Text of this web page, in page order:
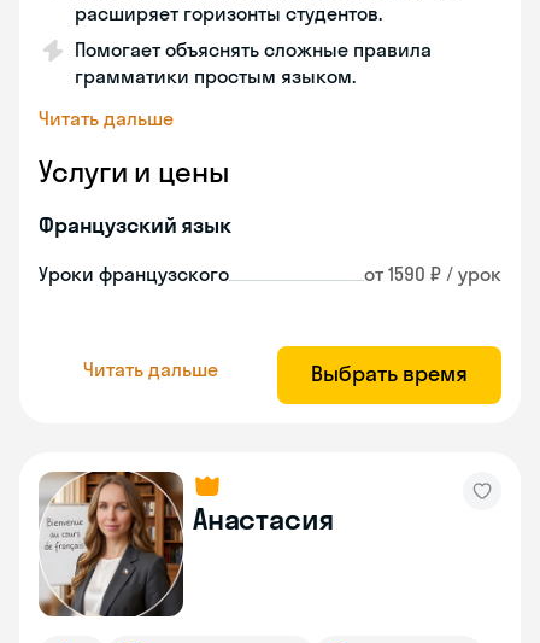
расширяет горизонты студентов.
Помогает объяснять сложные правила
грамматики простым языком.
Читать дальше
Услуги и цены
Французский язык
Уроки французского от 1590 ₽ / урок
Читать дальше Выбрать время
Анастасия